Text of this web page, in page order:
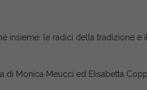
insieme: le radici della tradizione e
di Monica Meucci ed EIisabetta